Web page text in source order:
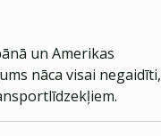
un Amerikas
nāca visai negaidīti,